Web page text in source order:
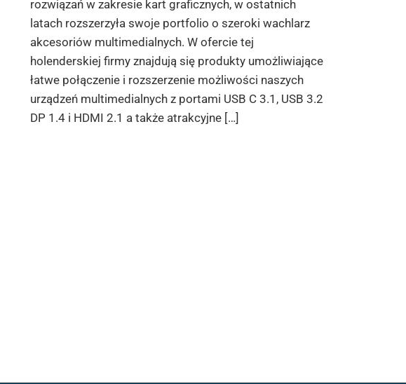
rozwiązań w zakresie kart graficznych, w ostatnich
latach rozszerzyła swoje portfolio o szeroki wachlarz
akcesoriów multimedialnych. W ofercie tej
holenderskiej firmy znajdują się produkty umożliwiające
łatwe połączenie i rozszerzenie możliwości naszych
urządzeń multimedialnych z portami USB C 3.1, USB 3.2
DP 1.4 i HDMI 2.1 a także atrakcyjne […]